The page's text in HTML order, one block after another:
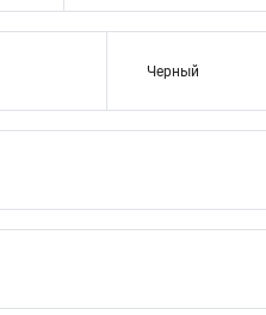
Черный